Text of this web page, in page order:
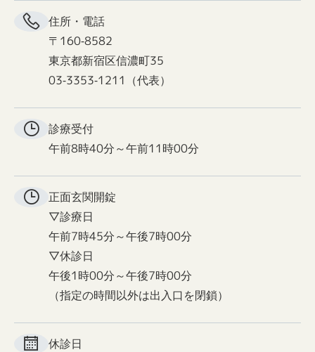
住所・電話
〒160-8582
東京都新宿区信濃町35
03-3353-1211（代表）
診療受付
午前8時40分～午前11時00分
正面玄関開錠
▽診療日
午前7時45分～午後7時00分
▽休診日
午後1時00分～午後7時00分
（指定の時間以外は出入口を閉鎖）
休診日